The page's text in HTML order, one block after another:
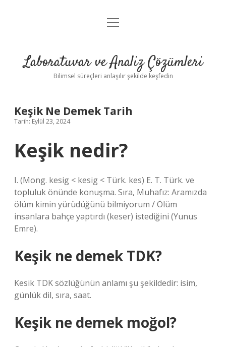
Anasayfa
Yasal Uyarı
menüyü
Laboratuvar ve Analiz Çözümleri
Bilimsel süreçleri anlaşılır şekilde keşfedin
Keşik Ne Demek Tarih
Tarih: Eylül 23, 2024
Keşik nedir?
I. (Mong. kesig < kesig < Türk. kes) E. T. Türk. ve
topluluk önünde konuşma. Sıra, Muhafız: Aramızda
ölüm kimin yürüdüğünü bilmiyorum / Ölüm
insanlara bahçe yaptırdı (keser) istediğini (Yunus
Emre).
Keşik ne demek TDK?
Kesik TDK sözlüğünün anlamı şu şekildedir: isim,
günlük dil, sıra, saat.
Keşik ne demek moğol?